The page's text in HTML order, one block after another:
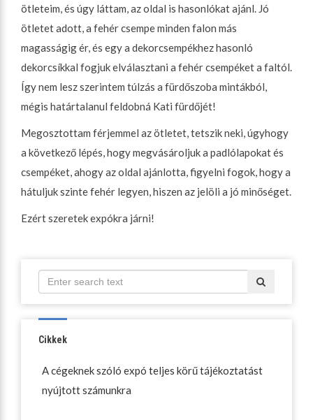
ötleteim, és úgy láttam, az oldal is hasonlókat ajánl. Jó
ötletet adott, a fehér csempe minden falon más
magasságig ér, és egy a dekorcsempékhez hasonló
dekorcsíkkal fogjuk elválasztani a fehér csempéket a faltól.
Így nem lesz szerintem túlzás a fürdőszoba mintákból,
mégis határtalanul feldobná Kati fürdőjét!
Megosztottam férjemmel az ötletet, tetszik neki, úgyhogy
a következő lépés, hogy megvásároljuk a padlólapokat és
csempéket, ahogy az oldal ajánlotta, figyelni fogok, hogy a
hátuljuk szinte fehér legyen, hiszen az jelöli a jó minőséget.
Ezért szeretek expókra járni!
Cikkek
A cégeknek szóló expó teljes körű tájékoztatást
nyújtott számunkra